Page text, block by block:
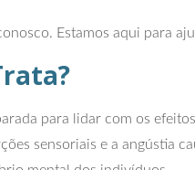
Estamos aqui para
para lidar com os
sensoriais e a angústia